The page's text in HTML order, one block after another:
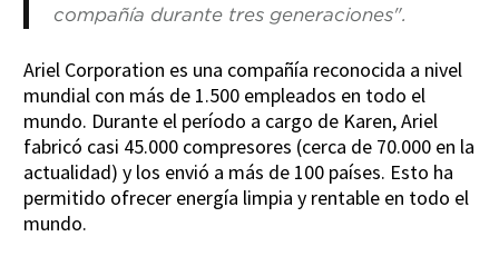
compañía durante tres generaciones".
Ariel Corporation es una compañía reconocida a nivel
mundial con más de 1.500 empleados en todo el
mundo. Durante el período a cargo de Karen, Ariel
fabricó casi 45.000 compresores (cerca de 70.000 en la
actualidad) y los envió a más de 100 países. Esto ha
permitido ofrecer energía limpia y rentable en todo el
mundo.